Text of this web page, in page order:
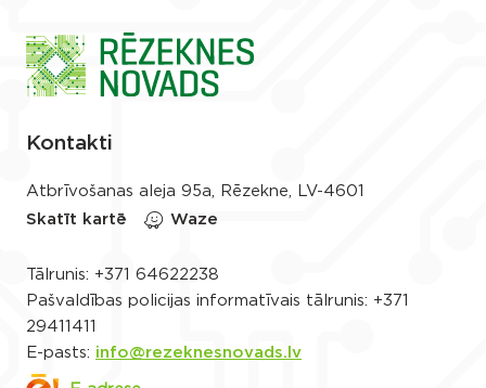
Kontakti
Atbrīvošanas aleja 95a, Rēzekne, LV-4601
Skatīt kartē
Waze
Tālrunis: +371 64622238
Pašvaldības policijas informatīvais tālrunis: +371
29411411
E-pasts: info@rezeknesnovads.lv